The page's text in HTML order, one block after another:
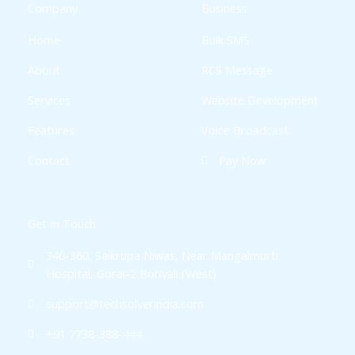
k
Company
Home
About
Services
Features
Contact
Business
Bulk SMS
RCS Message
Website Development
Voice Broadcast
Pay Now
Get In Touch
340-360, Saikrupa Niwas, Near Mangalmurti
Hospital, Gorai-2 Borivali (West)
support@techsolverindia.com
+91 7738-388-444